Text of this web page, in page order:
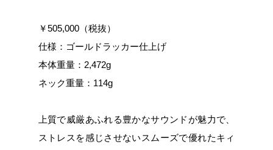
￥505,000（税抜）
仕様：ゴールドラッカー仕上げ
本体重量：2,472g
ネック重量：114g
上質で威厳あふれる豊かなサウンドが魅力で、
ストレスを感じさせないスムーズで優れたキィ